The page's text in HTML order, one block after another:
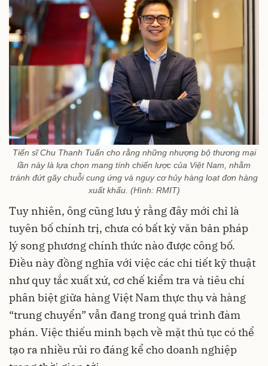
Tiến sĩ Chu Thanh Tuấn cho rằng những nhượng bộ thương mại
lần này là lựa chọn mang tính chiến lược của Việt Nam, nhằm
tránh đứt gãy chuỗi cung ứng và nguy cơ hủy hàng loạt đơn hàng
xuất khẩu. (Hình: RMIT)
Tuy nhiên, ông cũng lưu ý rằng đây mới chỉ là
tuyên bố chính trị, chưa có bất kỳ văn bản pháp
lý song phương chính thức nào được công bố.
Điều này đồng nghĩa với việc các chi tiết kỹ thuật
như quy tắc xuất xứ, cơ chế kiểm tra và tiêu chí
phân biệt giữa hàng Việt Nam thực thụ và hàng
“trung chuyển” vẫn đang trong quá trình đàm
phán. Việc thiếu minh bạch về mặt thủ tục có thể
tạo ra nhiều rủi ro đáng kể cho doanh nghiệp